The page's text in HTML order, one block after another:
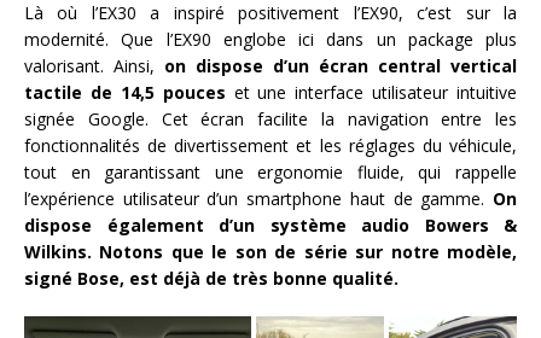
Là où l’EX30 a inspiré positivement l’EX90, c’est sur la
modernité. Que l’EX90 englobe ici dans un package plus
valorisant. Ainsi, on dispose d’un écran central vertical
tactile de 14,5 pouces et une interface utilisateur intuitive
signée Google. Cet écran facilite la navigation entre les
fonctionnalités de divertissement et les réglages du véhicule,
tout en garantissant une ergonomie fluide, qui rappelle
l’expérience utilisateur d’un smartphone haut de gamme. On
dispose également d’un système audio Bowers &
Wilkins. Notons que le son de série sur notre modèle,
signé Bose, est déjà de très bonne qualité.